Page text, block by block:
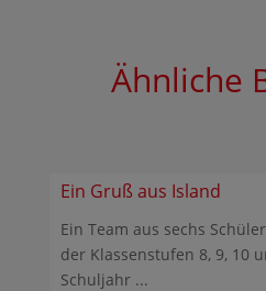
Ähnliche
Ein Gruß aus Island
Ein Team aus sechs
der Klassenstufen 8, 9, 10
Schuljahr ...